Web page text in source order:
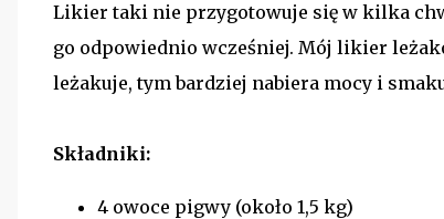
Likier taki nie przygotowuje się w kilka
go odpowiednio wcześniej. Mój likier
leżakuje, tym bardziej nabiera mocy i
Składniki:
4 owoce pigwy (około 1,5 kg)